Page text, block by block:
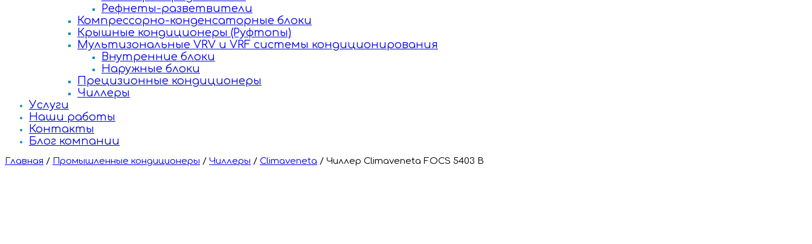
Рефнеты-разветвители
Компрессорно-конденсаторные блоки
Крышные кондиционеры (Руфтопы)
Мультизональные VRV и VRF системы кондиционирования
Внутренние блоки
Наружные блоки
Прецизионные кондиционеры
Чиллеры
Услуги
Наши работы
Контакты
Блог компании
Главная / Промышленные кондиционеры / Чиллеры / Climaveneta / Чиллер Climaveneta FOCS 5403 B